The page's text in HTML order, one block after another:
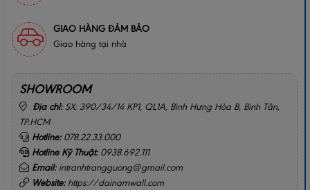
GIAO HÀNG ĐẢM BẢO
Giao hàng tại nhà
SHOWROOM
Địa chỉ: SX: 390/34/14 KP1, QL1A, Bình Hưng Hòa B, Bình Tân,
TP.HCM
Hotline: 078.22.33.000
Hotline Kỹ Thuật: 0938.692.111
Email: intranhtrangguong@gmail.com
Website:https://dainamwall.com